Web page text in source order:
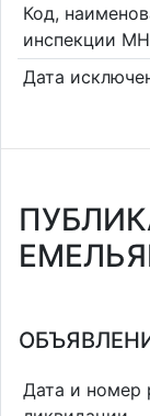
Код,
инспекции
Дата
Дата и номер